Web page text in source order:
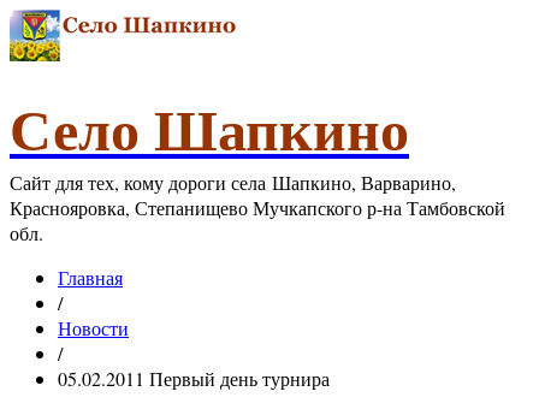
Село Шапкино
Сайт для тех, кому дороги села Шапкино, Варварино,
Краснояровка, Степанищево Мучкапского р-на Тамбовской
обл.
Главная
/
Новости
/
05.02.2011 Первый день турнира